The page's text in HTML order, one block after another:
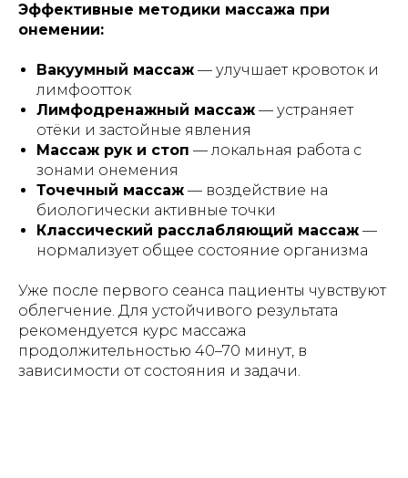
Эффективные методики массажа при
онемении:
Вакуумный массаж — улучшает кровоток и
лимфоотток
Лимфодренажный массаж — устраняет
отёки и застойные явления
Массаж рук и стоп — локальная работа с
зонами онемения
Точечный массаж — воздействие на
биологически активные точки
Классический расслабляющий массаж —
нормализует общее состояние организма
Уже после первого сеанса пациенты чувствуют
облегчение. Для устойчивого результата
рекомендуется курс массажа
продолжительностью 40–70 минут, в
зависимости от состояния и задачи.